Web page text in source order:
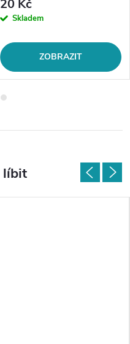
20 Kč
Skladem
ZOBRAZIT